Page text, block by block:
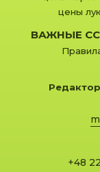
цены
ВАЖНЫЕ
+48